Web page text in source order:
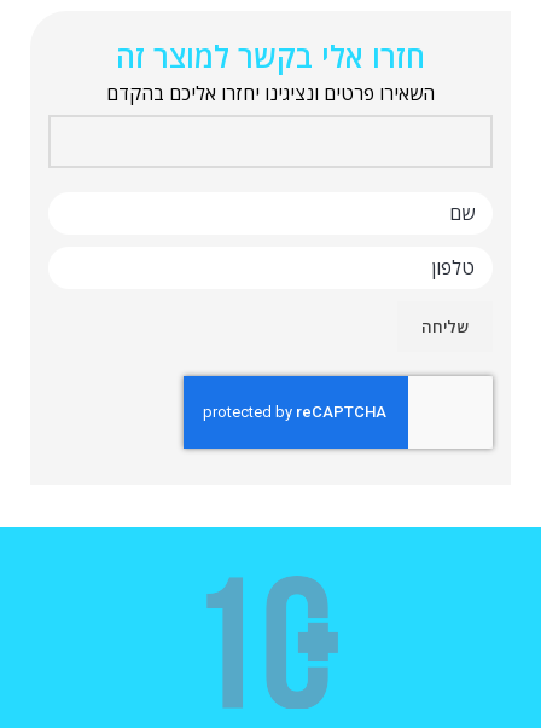
חזרו אלי בקשר למוצר זה
השאירו פרטים ונציגינו יחזרו אליכם בהקדם